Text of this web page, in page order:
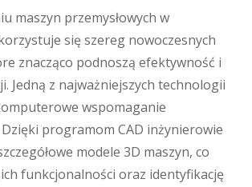
maszyn przemysłowych w
się szereg nowoczesnych
znacząco podnoszą efektywność i
Jedną z najważniejszych technologii
wspomaganie
programom CAD inżynierowie
modele 3D maszyn, co
funkcjonalności oraz identyfikację